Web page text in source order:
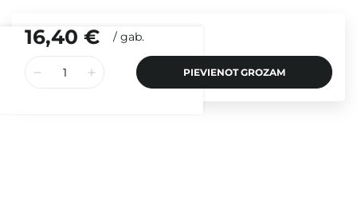
16,40 € / gab.
PIEVIENOT GROZAM